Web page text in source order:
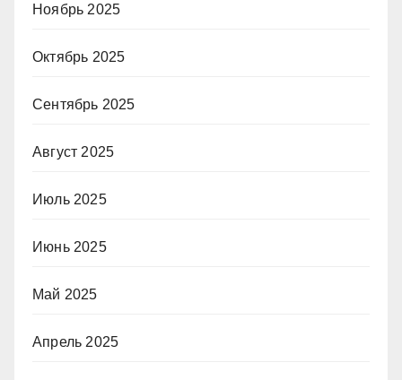
Ноябрь 2025
Октябрь 2025
Сентябрь 2025
Август 2025
Июль 2025
Июнь 2025
Май 2025
Апрель 2025